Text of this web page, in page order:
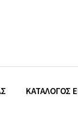
ΚΑΤΆΛΟΓΟΣ